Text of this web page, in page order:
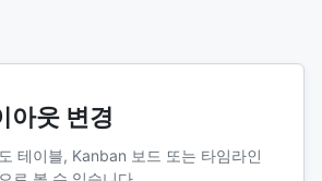
아웃 변경
테이블, Kanban 보드 또는 타임라인